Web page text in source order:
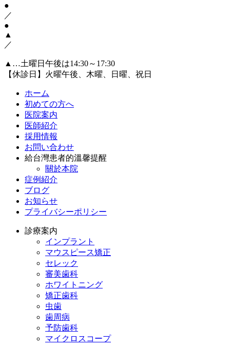
●
／
●
▲
／
▲…土曜日午後は14:30～17:30
【休診日】火曜午後、木曜、日曜、祝日
ホーム
初めての方へ
医院案内
医師紹介
採用情報
お問い合わせ
給台灣患者的溫馨提醒
關於本院
症例紹介
ブログ
お知らせ
プライバシーポリシー
診療案内
インプラント
マウスピース矯正
セレック
審美歯科
ホワイトニング
矯正歯科
虫歯
歯周病
予防歯科
マイクロスコープ